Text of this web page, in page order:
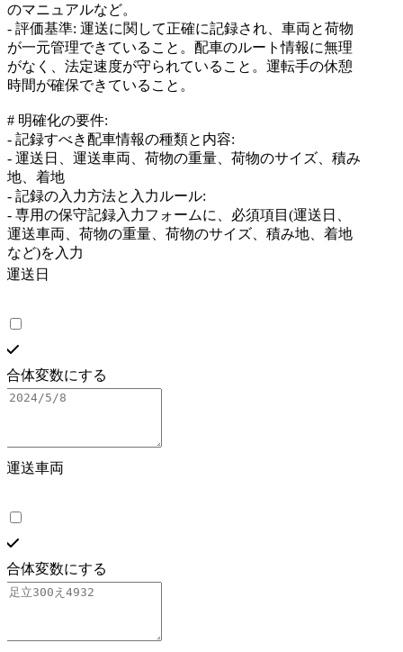
のマニュアルなど。
- 評価基準: 運送に関して正確に記録され、車両と荷物
が一元管理できていること。配車のルート情報に無理
がなく、法定速度が守られていること。運転手の休憩
時間が確保できていること。
# 明確化の要件:
- 記録すべき配車情報の種類と内容:
- 運送日、運送車両、荷物の重量、荷物のサイズ、積み
地、着地
- 記録の入力方法と入力ルール:
- 専用の保守記録入力フォームに、必須項目(運送日、
運送車両、荷物の重量、荷物のサイズ、積み地、着地
など)を入力
- 作業内容の詳細は簡潔明確に記載
で管理する
- 社内ＰＣにローカルバックアップを行い、月ごとに外
付けＨＤＤにバックアップする
- 記録の参照方法と活用方法:
- 記録は配車担当が行い、運行管理者が記録情報の確認
#実行命令
{プロファイル}を基に
物のサイズ
列には、日付、設備名、保守内容、保守担当者、対処
内容の記入欄を設け、
行には、内容を記入できる形とする。
運送日
合体変数にする
運送車両
合体変数にする